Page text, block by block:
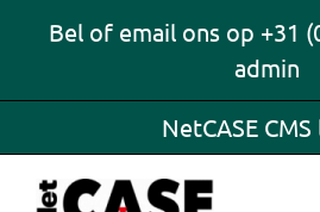
Bel of email ons op +31
admin
NetCASE